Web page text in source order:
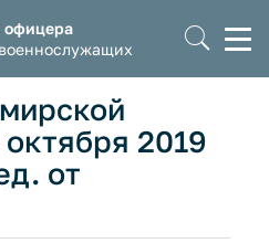
офицера
2019
от